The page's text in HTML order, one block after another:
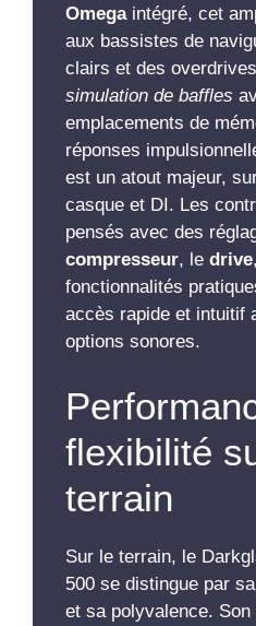
Omegaintégré, cet
aux bassistes de
clairs et des
simulation de baffles
emplacements de
réponses
est un atout majeur,
casque et DI. Les
pensés avec des
compresseur, le drive
fonctionnalités
accès rapide et intuitif
options sonores.
flexibilité
terrain
Sur le terrain, le
500 se distingue par
et sa polyvalence.